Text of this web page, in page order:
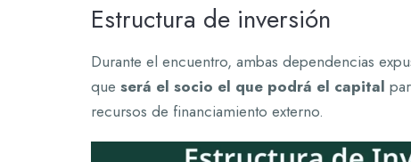
Estructura de inversión
Durante el encuentro, ambas dependencias
que será el socio el que podrá el capital
recursos de financiamiento externo.